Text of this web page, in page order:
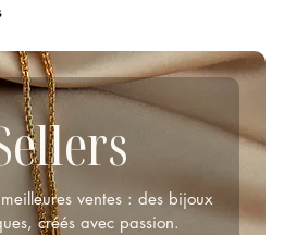
ventes : des bijoux
créés avec passion.